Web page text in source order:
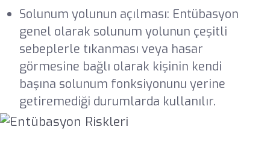
Solunum yolunun açılması: Entübasyon
genel olarak solunum yolunun çeşitli
sebeplerle tıkanması veya hasar
görmesine bağlı olarak kişinin kendi
başına solunum fonksiyonunu yerine
getiremediği durumlarda kullanılır.